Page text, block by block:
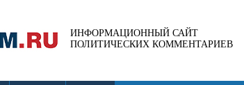
ИНФОРМАЦИОННЫЙ САЙТ
ПОЛИТИЧЕСКИХ КОММЕНТАРИЕВ